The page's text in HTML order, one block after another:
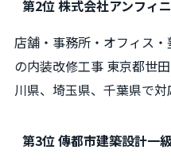
第2位 株式会社アンフィニ
店舗・事務所・オフィス
の内装改修工事 東京都世
川県、埼玉県、千葉県で対
第3位 傳都市建築設計一